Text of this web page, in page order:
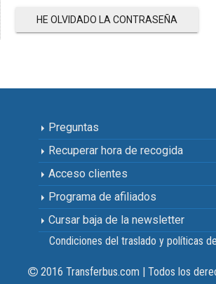
HE OLVIDADO LA CONTRASEÑA
Preguntas
Recuperar hora de recogida
Acceso clientes
Programa de afiliados
Cursar baja de la newsletter
Condiciones del traslado y políticas
2016 Transferbus.com | Todos los